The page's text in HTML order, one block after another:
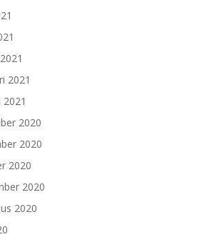
2021
2020
2020
2020
2020
2020